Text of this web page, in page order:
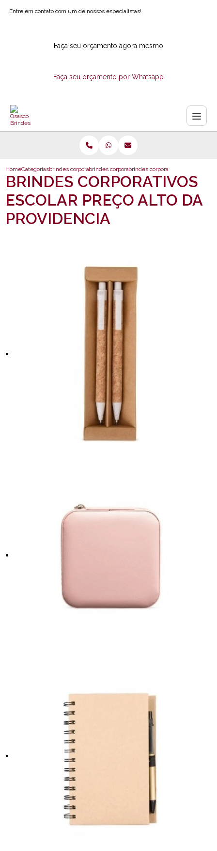
Entre em contato com um de nossos especialistas!
Faça seu orçamento agora mesmo
Faça seu orçamento por Whatsapp
HomeCategoriasbrindes corporativosbrindes corporativos ecologicos
brindes corporativos escolar
BRINDES CORPORATIVOS
ESCOLAR PREÇO ALTO DA
PROVIDENCIA